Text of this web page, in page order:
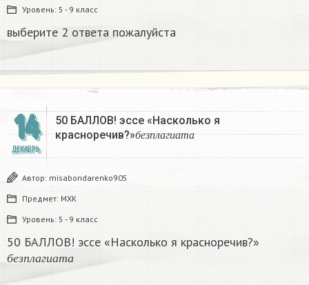
Уровень: 5 - 9 класс
выберите 2 ответа пожалуйста​
14
ДЕКАБРЬ
50 БАЛЛОВ! эссе «Насколько я
красноречив?» б е зпл а ги а т а
б
Автор: misabondarenko905
Предмет: МХК
Уровень: 5 - 9 класс
50 БАЛЛОВ! эссе «Насколько я красноречив?»
б е з пл а г и а т а
бе плагиата